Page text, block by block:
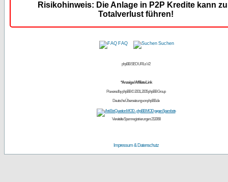
Risikohinweis: Die Anlage in P2P Kredite kann
Totalverlust führen!
FAQ Suchen
phpBB SEO URLs V2
*Anzeige / Affiliate Link
Powered byphpBB© 2001, 2005 phpBB Group
Deutsche Übersetzung vonphpBB.de
Vereitelte Spamregistrierungen: 213068
Impressum & Datenschutz